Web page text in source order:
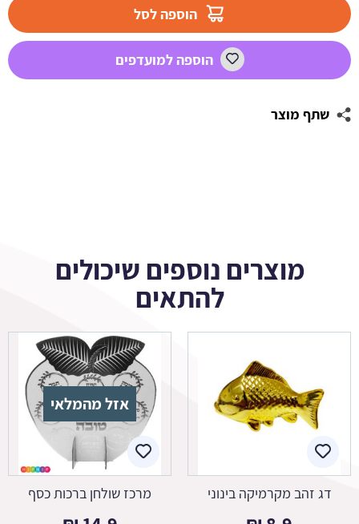
השנה
הוספה לסל
הוספה למועדפים
שתף מוצר
מוצרים נוספים שיכולים
להתאים
דג זהב מקרמיקה בינוני
אזל מהמלאי
מרכז שולחן ברכות כסף